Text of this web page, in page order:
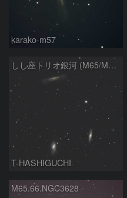
karako-m57
しし座トリオ銀河 (M65/M66/NGC3628) 2026/05/11
T-HASHIGUCHI
M65.66.NGC3628